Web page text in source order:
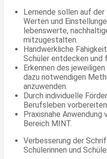
Lernende sollen auf
Werten und
lebenswerte,
mitzugestalten.
Handwerkliche
Schüler entdecken und
Erkennen des
dazu notwendigen
anzuwenden.
Durch individuelle
Berufsleben
Praxisnahe
Bereich MINT.
Verbesserung der
Schülerinnen und